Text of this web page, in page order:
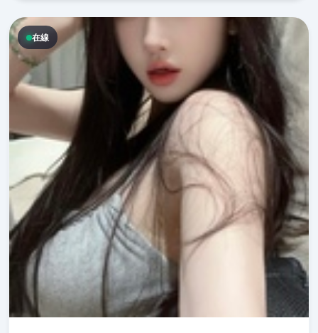
在線